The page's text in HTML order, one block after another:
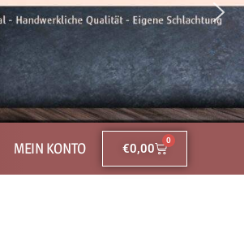
MEIN KONTO €0,00
0